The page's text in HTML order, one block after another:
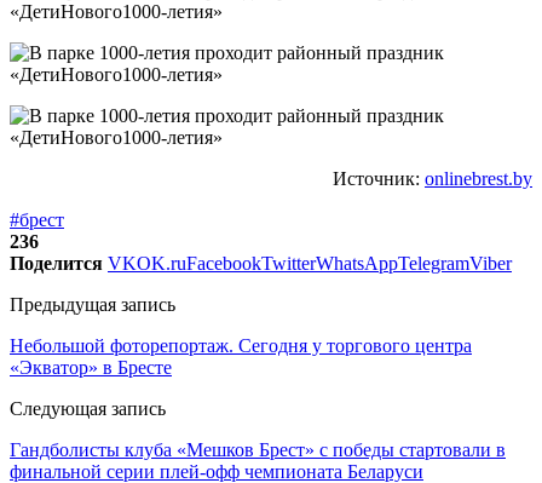
Источник: onlinebrest.by
#брест
236
Поделится VKOK.ruFacebookTwitterWhatsAppTelegramViber
Предыдущая запись
Небольшой фоторепортаж. Сегодня у торгового центра
«Экватор» в Бресте
Следующая запись
Гандболисты клуба «Мешков Брест» с победы стартовали в
финальной серии плей-офф чемпионата Беларуси